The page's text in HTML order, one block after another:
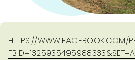
HTTPS://WWW.FACEBOOK.COM/